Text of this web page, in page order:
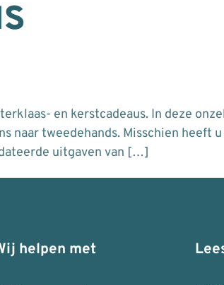
en kerstcadeaus. In deze
tweedehands. Misschien heeft
uitgaven van […]
helpen met